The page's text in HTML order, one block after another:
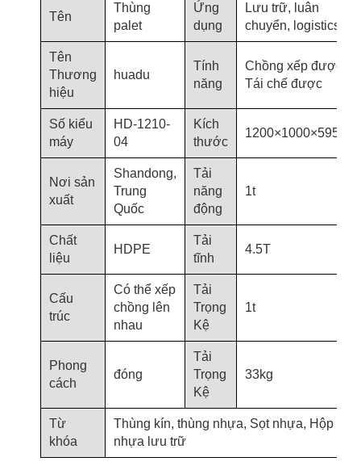
Tên
Thùng
palet
Ứng
dụng
Lưu trữ, luân
chuyển, logistics
Tên
Thương
hiệu
huadu
Tính
năng
Chồng xếp được,
Tái chế được
Số kiểu
máy
HD-1210-
04
Kích
thước
1200×1000×595mm
Nơi sản
xuất
Shandong,
Trung
Quốc
Tải
năng
động
1t
Chất
liệu
HDPE
Tải
tĩnh
4.5T
Cấu
trúc
Có thể xếp
chồng lên
nhau
Tải
Trọng
Kệ
1t
Phong
cách
đóng
Tải
Trọng
Kệ
33kg
Từ
khóa
Thùng kín, thùng nhựa, Sọt nhựa, Hộp
nhựa lưu trữ